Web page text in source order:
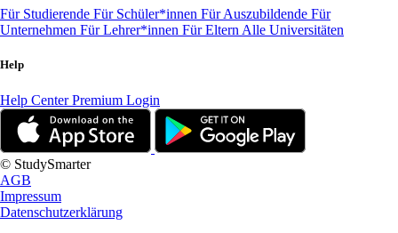
Für Studierende Für Schüler*innen Für Auszubildende Für
Unternehmen Für Lehrer*innen Für Eltern Alle Universitäten
Help
Help CenterPremium Login
© StudySmarter
AGB
Impressum
Datenschutzerklärung